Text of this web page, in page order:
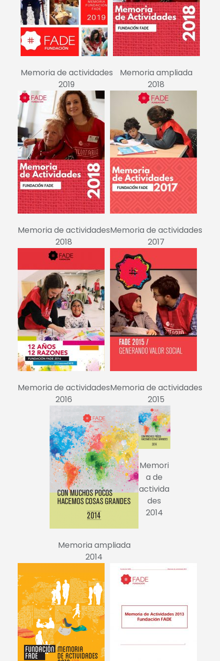
Memoria de actividades
2019
Memoria ampliada
2018
Memoria de actividades
2018
Memoria de actividades
2017
Memoria de actividades
2016
Memoria de actividades
2015
Memoria ampliada
2014
Memori
a de
activida
des
2014